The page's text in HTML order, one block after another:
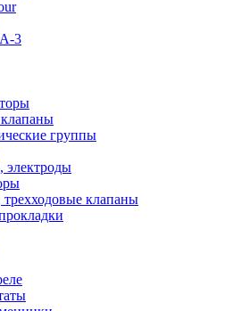
3
группы
электроды
клапаны